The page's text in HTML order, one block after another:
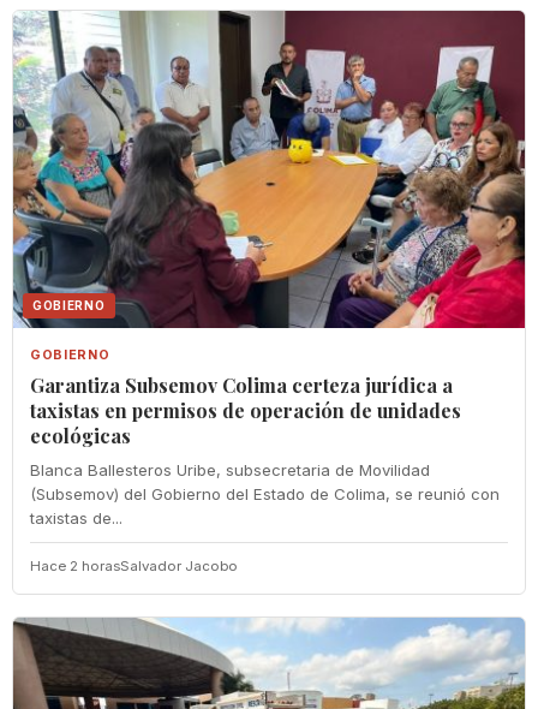
GOBIERNO
GOBIERNO
Garantiza Subsemov Colima certeza jurídica a
taxistas en permisos de operación de unidades
ecológicas
Blanca Ballesteros Uribe, subsecretaria de Movilidad
(Subsemov) del Gobierno del Estado de Colima, se reunió con
taxistas de...
Hace 2 horasSalvador Jacobo